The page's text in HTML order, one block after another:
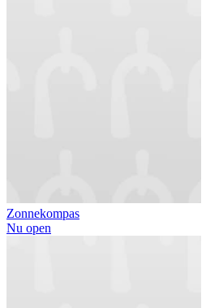
Zonnekompas
Nu open